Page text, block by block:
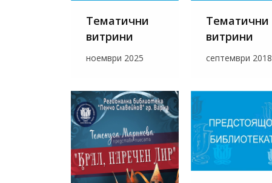
Тематични
витрини
ноември 2025
Тематични
витрини
септември 2018